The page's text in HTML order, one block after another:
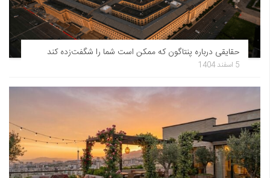
حقایقی درباره پنتاگون که ممکن است شما را شگفت‌زده کند
5 اسفند 1404